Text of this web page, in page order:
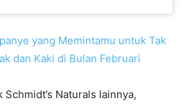
yang Memintamu untuk Tak
dan Kaki di Bulan Februari
Naturals lainnya,